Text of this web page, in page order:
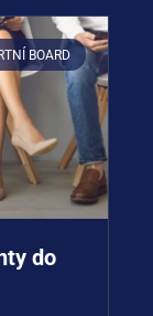
BOARD
do